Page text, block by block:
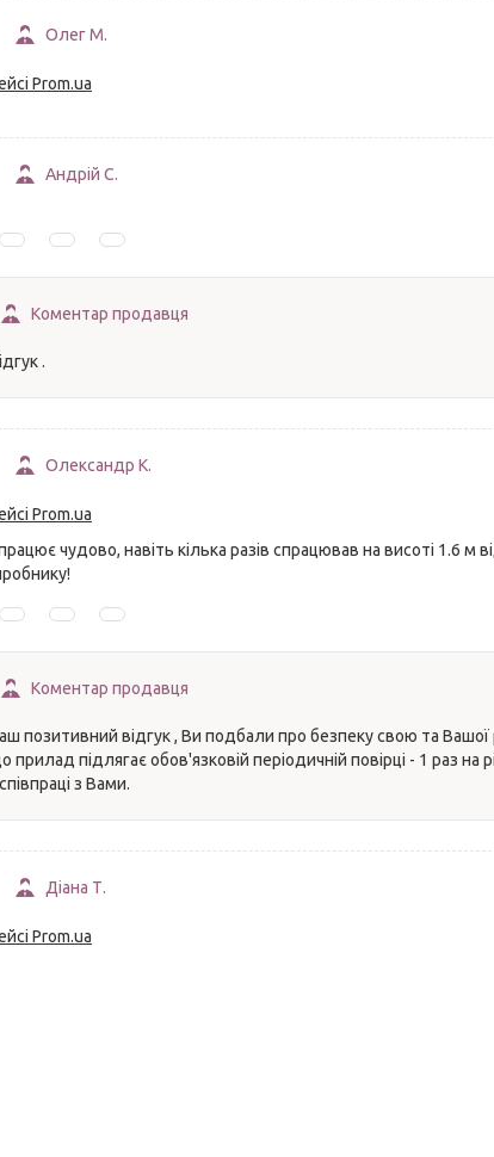
Олег М.
Prom.ua
Андрій С.
Коментар продавця
.
Олександр К.
Prom.ua
чудово, навіть кілька разів спрацював на висоті 1.6 м
Коментар продавця
позитивний відгук , Ви подбали про безпеку свою та
прилад підлягає обов'язковій періодичній повірці - 1 раз
з Вами.
Діана Т.
Prom.ua